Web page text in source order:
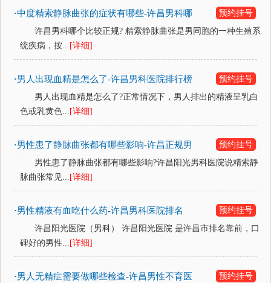
·中度精索静脉曲张的症状有哪些-许昌男科哪
个比较正规？
预约挂号
许昌男科哪个比较正规? 精索静脉曲张是男同胞的一种生殖系
统疾病，按... [详细]
·男人出现血精是怎么了-许昌男科医院排行榜
预约挂号
男人出现血精是怎么了?正常情况下，男人排出的精液呈乳白
色或乳黄色... [详细]
·男性患了静脉曲张都有哪些影响-许昌正规男
科医院
预约挂号
男性患了静脉曲张都有哪些影响?许昌阳光男科医院说精索静
脉曲张常见... [详细]
·男性精液有血吃什么药-许昌男科医院排名
预约挂号
许昌阳光医院（男科） 许昌阳光医院 是许昌市排名靠前，口
碑好的男性... [详细]
·男人无精症需要做哪些检查-许昌男性不育医
预约挂号